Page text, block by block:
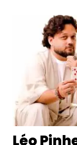
Léo